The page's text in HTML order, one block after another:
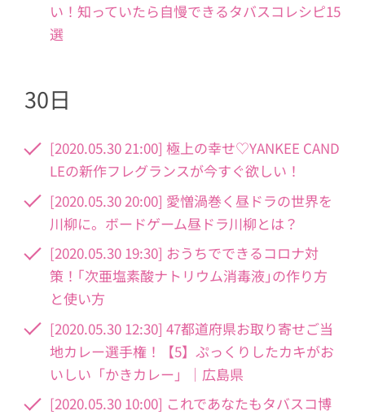
い！知っていたら自慢できるタバスコレシピ15
選
30日
[2020.05.30 21:00] 極上の幸せ♡YANKEE CAND
LEの新作フレグランスが今すぐ欲しい！
[2020.05.30 20:00] 愛憎渦巻く昼ドラの世界を
川柳に。ボードゲーム昼ドラ川柳とは？
[2020.05.30 19:30] おうちでできるコロナ対
策！｢次亜塩素酸ナトリウム消毒液｣の作り方
と使い方
[2020.05.30 12:30] 47都道府県お取り寄せご当
地カレー選手権！【5】ぷっくりしたカキがお
いしい「かきカレー」｜広島県
[2020.05.30 10:00] これであなたもタバスコ博